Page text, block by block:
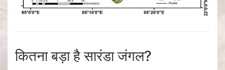
कितना बड़ा है सारंडा जंगल?